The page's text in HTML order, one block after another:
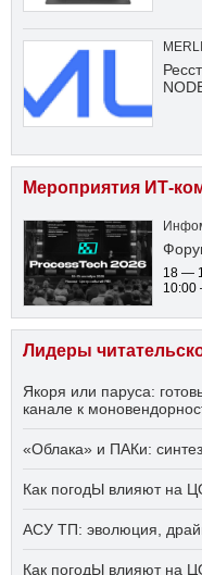
Мероприятия ИТ-
18 —
10:00
Лидеры
Якоря или паруса:
канале к
«Облака» и ПАКи:
Как погодЫ влияют на
АСУ ТП: эволюция,
Как погодЫ влияют на